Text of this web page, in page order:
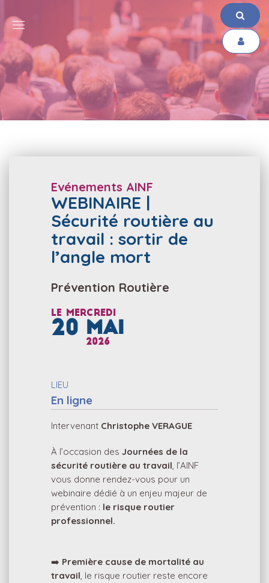
Evénements AINF
WEBINAIRE |
Sécurité routière au
travail : sortir de
l’angle mort
Prévention Routière
Le mercredi
20 MAI
2026
LIEU
En ligne
Intervenant Christophe VERAGUE
À l’occasion des Journées de la
sécurité routière au travail, l’AINF
vous donne rendez-vous pour un
webinaire dédié à un enjeu majeur de
prévention : le risque routier
professionnel.
➡️ Première cause de mortalité au
travail, le risque routier reste encore